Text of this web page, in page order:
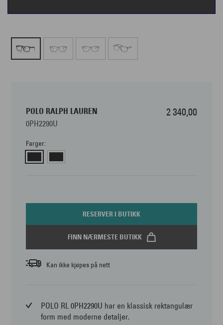
POLO RALPH LAUREN
0PH2290U
2 340,00
Farger:
RESERVER I BUTIKK
FINN NÆRMESTE BUTIKK
Kan ikke kjøpes på nett
POLO RL 0PH2290U har en klassisk rektangulær
form med moderne detaljer.